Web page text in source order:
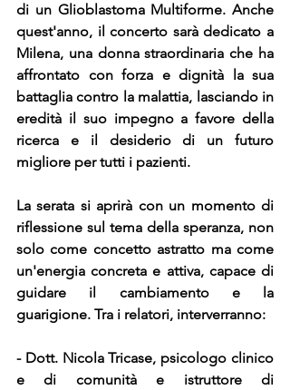
di un Glioblastoma Multiforme. Anche
quest'anno, il concerto sarà dedicato a
Milena, una donna straordinaria che ha
affrontato con forza e dignità la sua
battaglia contro la malattia, lasciando in
eredità il suo impegno a favore della
ricerca e il desiderio di un futuro
migliore per tutti i pazienti.
La serata si aprirà con un momento di
riflessione sul tema della speranza, non
solo come concetto astratto ma come
un'energia concreta e attiva, capace di
guidare il cambiamento e la
guarigione. Tra i relatori, interverranno:
- Dott. Nicola Tricase, psicologo clinico
e di comunità e istruttore di